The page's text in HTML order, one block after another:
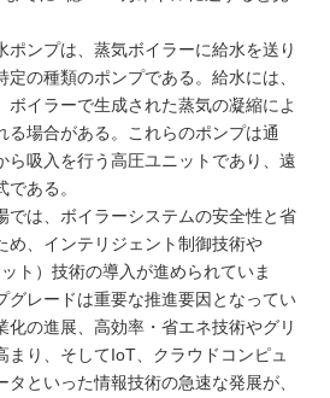
ポンプは、蒸気ボイラーに給水を送り
の種類のポンプである。給水には、
ボイラーで生成された蒸気の凝縮によ
る場合がある。これらのポンプは通
ら吸入を行う高圧ユニットであり、遠
ある。
では、ボイラーシステムの安全性と省
め、インテリジェント制御技術や
ト）技術の導入が進められていま
グレードは重要な推進要因となってい
化の進展、高効率・省エネ技術やグリ
まり、そしてIoT、クラウドコンピュ
といった情報技術の急速な発展が、